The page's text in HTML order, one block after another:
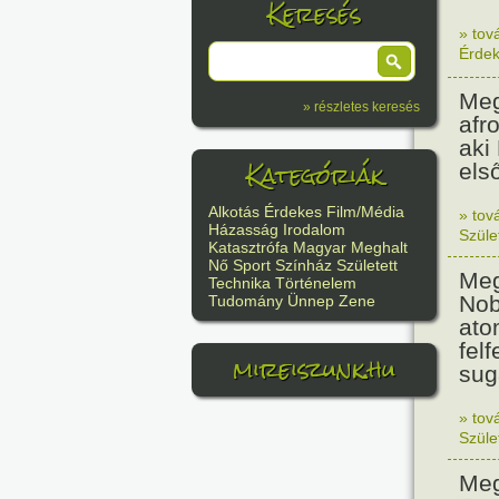
Keresés
» részletes keresés
Kategóriák
Alkotás Érdekes Film/Média
Házasság Irodalom
Katasztrófa Magyar Meghalt
Nő Sport Színház Született
Technika Történelem
Tudomány Ünnep Zene
mireiszunk.hu
»
aki
»
»